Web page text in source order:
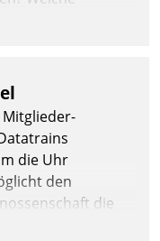
Mitglieder-
die Uhr
den
die
Tablet oder PC.